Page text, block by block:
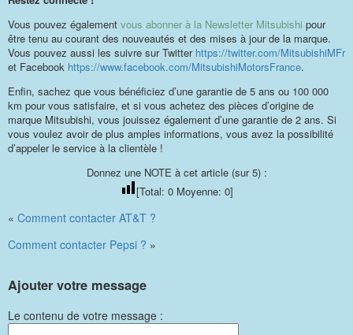
Vous pouvez également vous abonner à la Newsletter Mitsubishi pour
être tenu au courant des nouveautés et des mises à jour de la marque.
Vous pouvez aussi les suivre sur Twitter https://twitter.com/MitsubishiMFr
et Facebook https://www.facebook.com/MitsubishiMotorsFrance.
Enfin, sachez que vous bénéficiez d’une garantie de 5 ans ou 100 000
km pour vous satisfaire, et si vous achetez des pièces d’origine de
marque Mitsubishi, vous jouissez également d’une garantie de 2 ans. Si
vous voulez avoir de plus amples informations, vous avez la possibilité
d’appeler le service à la clientèle !
Donnez une NOTE à cet article (sur 5) :
[Total: 0Moyenne: 0]
« Comment contacter AT&T ?
Comment contacter Pepsi ? »
Ajouter votre message
Le contenu de votre message :